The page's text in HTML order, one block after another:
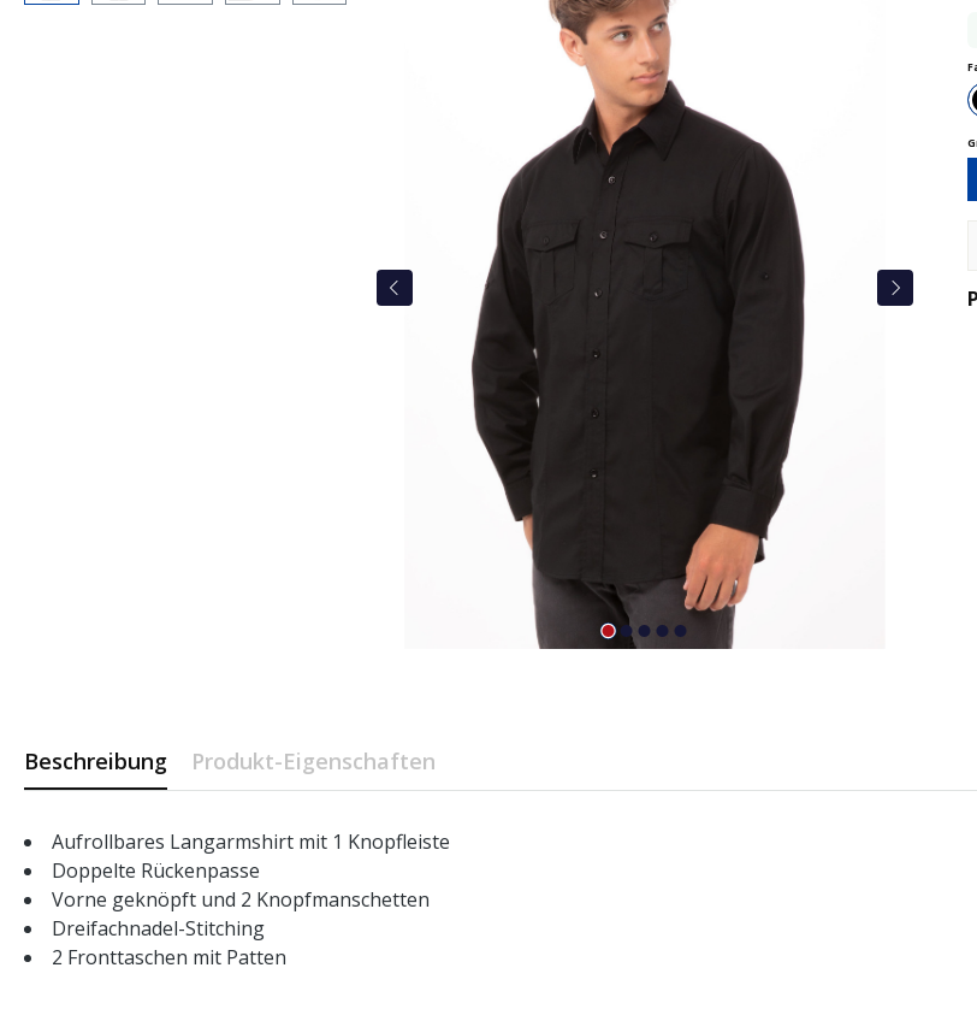
Beschreibung Produkt-Eigenschaften
Aufrollbares Langarmshirt mit 1 Knopfleiste
Doppelte Rückenpasse
Vorne geknöpft und 2 Knopfmanschetten
Dreifachnadel-Stitching
2 Fronttaschen mit Patten